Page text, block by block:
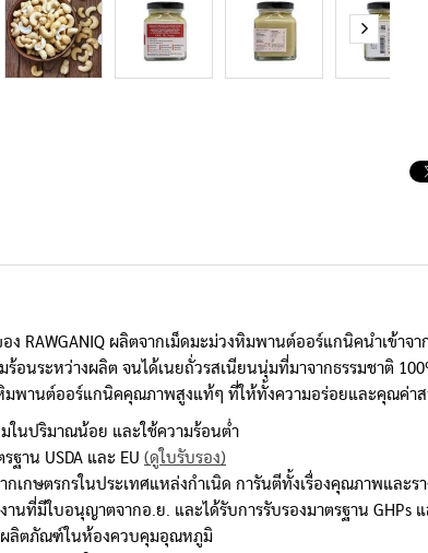
ง RAWGANIQ ผลิตจากเม็ดมะม่วงหิมพานต์ออร์แกนิคนำเข้า
อนระหว่างผลิต จนได้เนยถั่วรสเนียนนุ่มที่มาจากธรรมชาติ
มพานต์ออร์แกนิคคุณภาพสูงแท้ๆ ที่ให้ทั้งความอร่อยและคุณค่าส
มในปริมาณน้อย และใช้ความร้อนต่ำ
ฐาน USDA และ EU (ดูใบรับรอง)
ากเกษตรกรในประเทศแหล่งกำเนิด การันตีทั้งเรื่องคุณภาพและร
านที่มีใบอนุญาตจากอ.ย. และได้รับการรับรองมาตรฐาน GHPs แ
ผลิตภัณฑ์ในห้องควบคุมอุณหภูมิ